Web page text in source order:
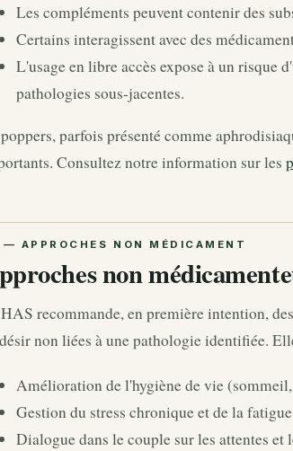
Les compléments peuvent contenir des
Certains interagissent avec des
L'usage en libre accès expose à un risque
pathologies sous-jacentes.
parfois présenté comme
Consultez notre information sur les
non
recommande, en première intention,
non liées à une pathologie identifiée.
Amélioration de l'hygiène de vie
Gestion du stress chronique et de la
Dialogue dans le couple sur les attentes et